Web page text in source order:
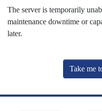
The server is temporarily
maintenance downtime or
later.
Take me